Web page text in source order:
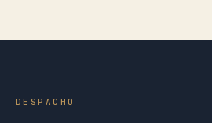
DESPACHO